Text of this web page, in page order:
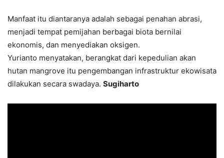
Manfaat itu diantaranya adalah sebagai penahan abrasi,
menjadi tempat pemijahan berbagai biota bernilai
ekonomis, dan menyediakan oksigen.
Yurianto menyatakan, berangkat dari kepedulian akan
hutan mangrove itu pengembangan infrastruktur ekowisata
dilakukan secara swadaya. Sugiharto